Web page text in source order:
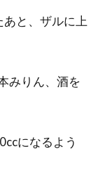
いちばん値段
ないものですね。
と、ザルに上
みりん、酒を
になるよう